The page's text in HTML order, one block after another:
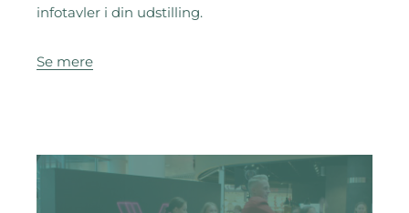
infotavler i din udstilling.
Se mere